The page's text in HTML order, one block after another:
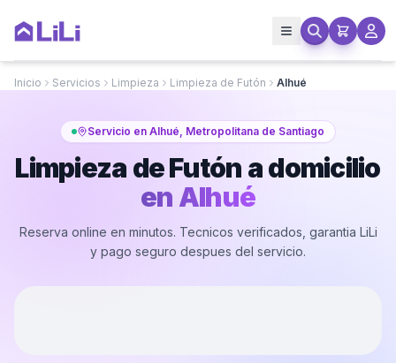
Inicio Servicios Limpieza Limpieza de Futón Alhué
Servicio en Alhué, Metropolitana de Santiago
Limpieza de Futón a domicilio
en Alhué
Reserva online en minutos. Tecnicos verificados, garantia LiLi
y pago seguro despues del servicio.